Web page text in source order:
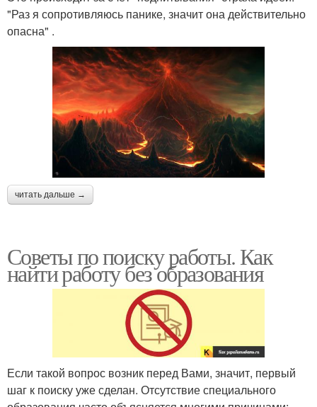
"Раз я сопротивляюсь панике, значит она действительно
опасна" .
читать дальше →
Советы по поиску работы. Как
найти работу без образования
Если такой вопрос возник перед Вами, значит, первый
шаг к поиску уже сделан. Отсутствие специального